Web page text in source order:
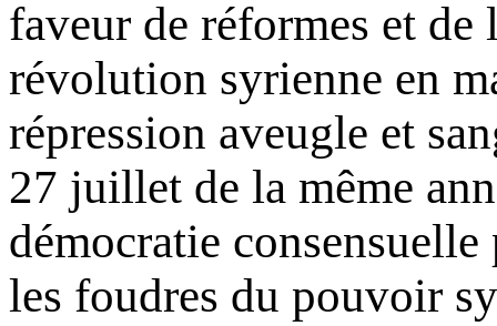
faveur de réformes et de
révolution syrienne en
répression aveugle et
27 juillet de la même
démocratie
les foudres du pouvoir